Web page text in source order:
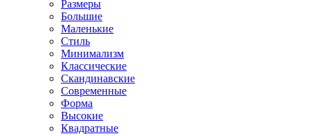
Размеры
Большие
Маленькие
Стиль
Минимализм
Классические
Скандинавские
Современные
Форма
Высокие
Квадратные